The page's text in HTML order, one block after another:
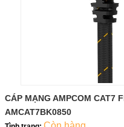
CÁP MẠNG AMPCOM CAT7
AMCAT7BK0850